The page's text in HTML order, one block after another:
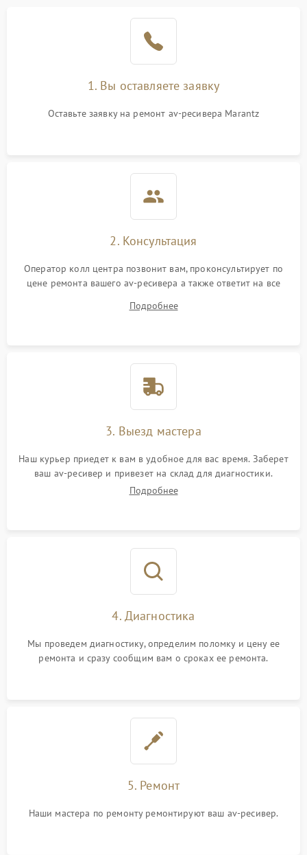
1. Вы оставляете заявку
Оставьте заявку на ремонт av-ресивера Marantz
2. Консультация
Оператор колл центра позвонит вам, проконсультирует по
цене ремонта вашего av-ресивера а также ответит на все
Подробнее
3. Выезд мастера
Наш курьер приедет к вам в удобное для вас время. Заберет
ваш av-ресивер и привезет на склад для диагностики.
Подробнее
4. Диагностика
Мы проведем диагностику, определим поломку и цену ее
ремонта и сразу сообщим вам о сроках ее ремонта.
5. Ремонт
Наши мастера по ремонту ремонтируют ваш av-ресивер.